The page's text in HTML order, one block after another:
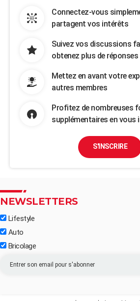
Connectez-vous
partagent vos intérêts
Suivez vos discussions
obtenez plus de réponses
Mettez en avant votre
autres membres
Profitez de nombreuses
supplémentaires en vous
S'INSCRIRE
NEWSLETTERS
Lifestyle
Auto
Bricolage